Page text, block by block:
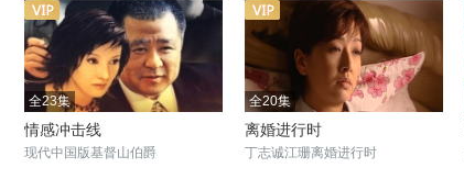
全23集
情感冲击线
现代中国版基督山伯爵
全20集
离婚进行时
丁志诚江珊离婚进行时